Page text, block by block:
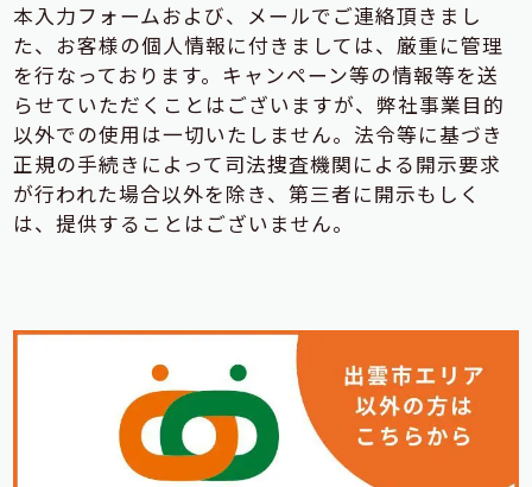
本入力フォームおよび、メールでご連絡頂きまし
た、お客様の個人情報に付きましては、厳重に管理
を行なっております。キャンペーン等の情報等を送
らせていただくことはございますが、弊社事業目的
以外での使用は一切いたしません。法令等に基づき
正規の手続きによって司法捜査機関による開示要求
が行われた場合以外を除き、第三者に開示もしく
は、提供することはございません。